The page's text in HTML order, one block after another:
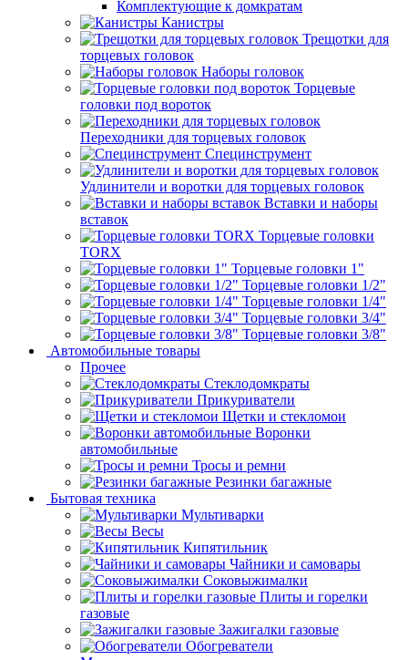
Комплектующие к домкратам
Канистры
Трещотки для
торцевых головок
Наборы головок
Торцевые
головки под вороток
Переходники для торцевых головок
Специнструмент
Удлинители и воротки для торцевых головок
Вставки и наборы
вставок
Торцевые головки
TORX
Торцевые головки 1"
Торцевые головки 1/2"
Торцевые головки 1/4"
Торцевые головки 3/4"
Торцевые головки 3/8"
Автомобильные товары
Прочее
Стеклодомкраты
Прикуриватели
Щетки и стекломои
Воронки
автомобильные
Тросы и ремни
Резинки багажные
Бытовая техника
Мультиварки
Весы
Кипятильник
Чайники и самовары
Соковыжималки
Плиты и горелки
газовые
Зажигалки газовые
Обогреватели